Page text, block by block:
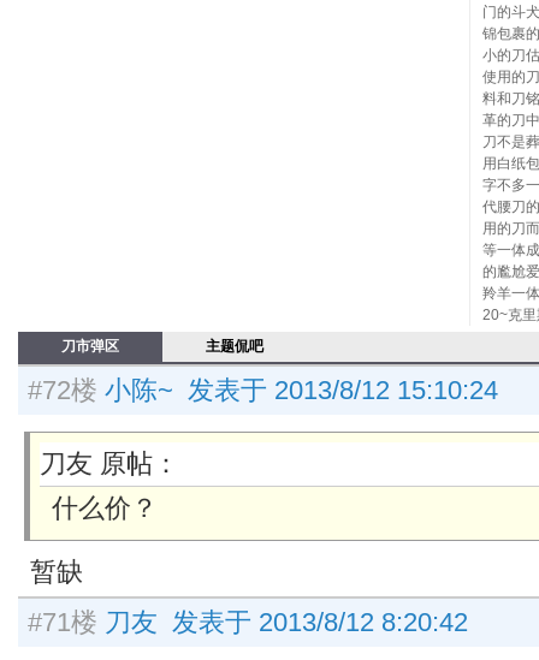
门的斗
锦包裹
小的刀
使用的
料和刀
革的刀
刀不是
用白纸
字不多
代腰刀
用的刀
等一体
的尷尬
羚羊一
20~克
刀市弹区
主题侃吧
#72楼 小陈~ 发表于 2013/8/12 15:10:24
刀友 原帖：
什么价？
暂缺
#71楼 刀友 发表于 2013/8/12 8:20:42